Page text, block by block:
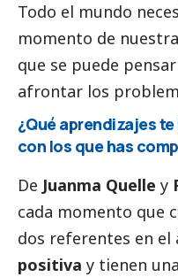
Todo el mundo
momento de
que se puede
afrontar los
¿Qué aprendizajes
con los que has
De Juanma Quelle y
cada momento que
dos referentes en el
positiva y tienen